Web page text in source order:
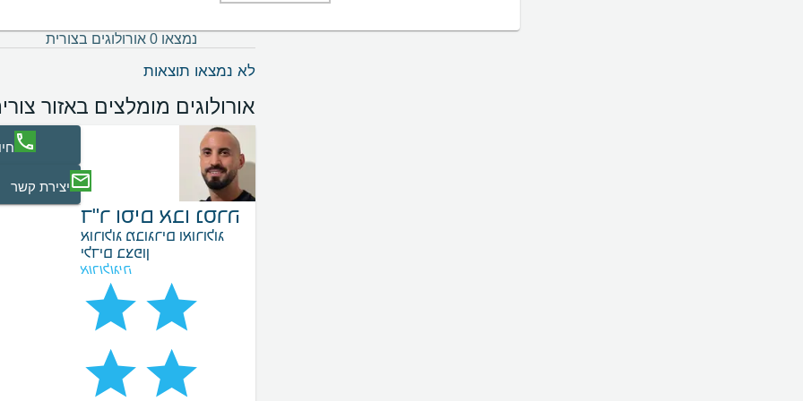
נמצאו 0 אורולוגים בצורית
לא נמצאו תוצאות
אורולוגים מומלצים באזור
ד"ר וסים אבו נסרה
אורולוג מבוגרים ואורולוג
ילדים בצפון
אורולוגיה
יצירת קשר